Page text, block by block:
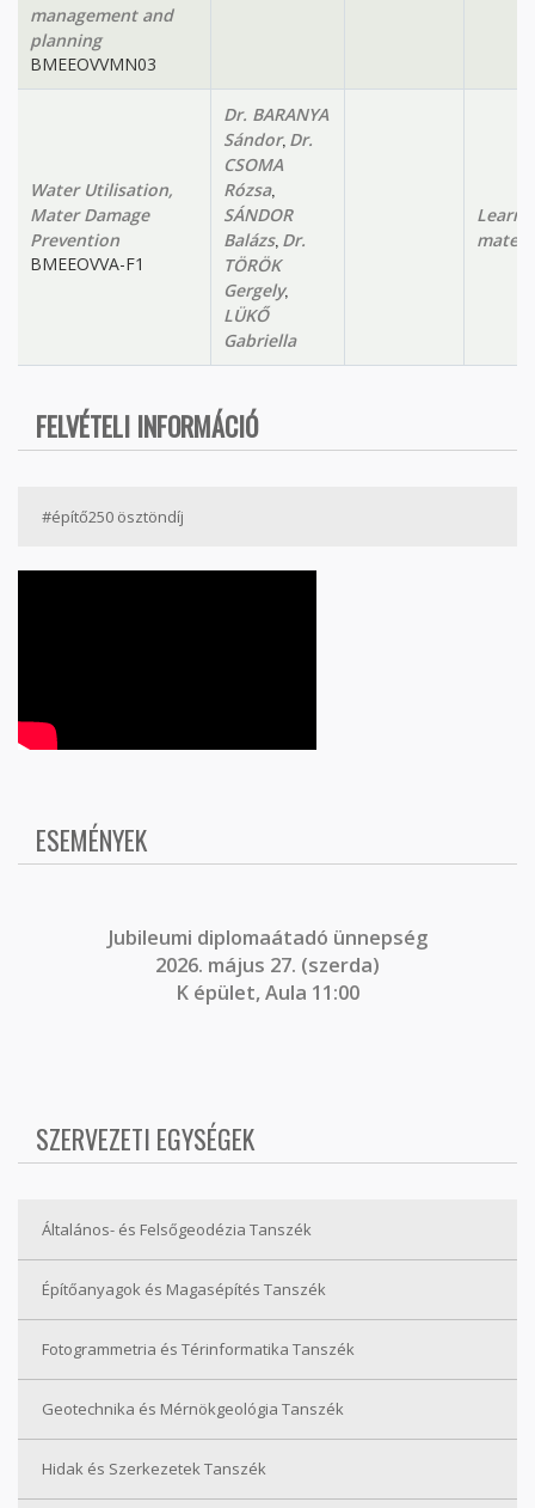
management and
planning
BMEEOVVMN03
Water Utilisation,
Mater Damage
Prevention
BMEEOVVA-F1
Dr. BARANYA
Sándor, Dr.
CSOMA
Rózsa,
SÁNDOR
Balázs, Dr.
TÖRÖK
Gergely,
LÜKŐ
Gabriella
FELVÉTELI INFORMÁCIÓ
#építő250 ösztöndíj
ESEMÉNYEK
Jubileumi diplomaátadó ünnepség
2026. május 27. (szerda)
K épület, Aula 11:00
SZERVEZETI EGYSÉGEK
Általános- és Felsőgeodézia Tanszék
Építőanyagok és Magasépítés Tanszék
Fotogrammetria és Térinformatika Tanszék
Geotechnika és Mérnökgeológia Tanszék
Hidak és Szerkezetek Tanszék